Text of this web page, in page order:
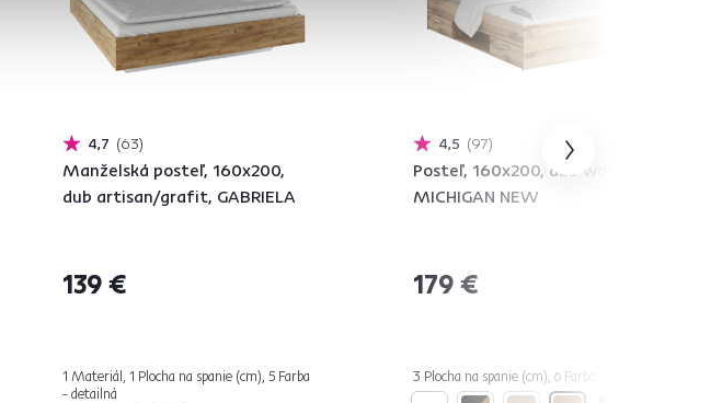
4,7 63
Manželská posteľ, 160x200,
dub artisan/grafit, GABRIELA
139 €
1 Materiál, 1 Plocha na spanie (cm), 5 Farba
- detailná
4,5 97
Posteľ, 160x200, dub wotan,
MICHIGAN NEW
179 €
3 Plocha na spanie (cm), 6 Farba - detailná